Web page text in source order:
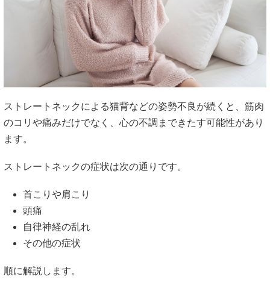
ストレートネックによる猫背などの姿勢不良が続くと、筋肉
のコリや痛みだけでなく、心の不調まできたす可能性があり
ます。
ストレートネックの症状は次の通りです。
首こりや肩こり
頭痛
自律神経の乱れ
その他の症状
順に解説します。